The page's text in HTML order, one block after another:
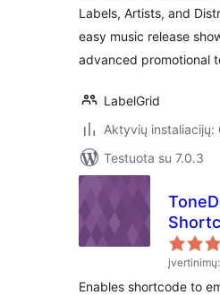
Labels, Artists, and
easy music release
advanced promotional
LabelGrid
Aktyvių instaliacijų:
Testuota su 7.0.3
Enables shortcode to